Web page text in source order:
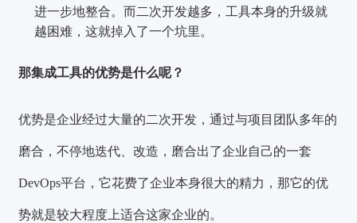
进一步地整合。而二次开发越多，工具本身的升级就
越困难，这就掉入了一个坑里。
那集成工具的优势是什么呢？
优势是企业经过大量的二次开发，通过与项目团队多年的
磨合，不停地迭代、改造，磨合出了企业自己的一套
DevOps平台，它花费了企业本身很大的精力，那它的优
势就是较大程度上适合这家企业的。